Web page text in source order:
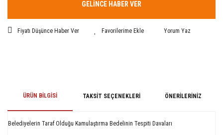
GELİNCE HABER VER
Fiyatı Düşünce Haber Ver Yorum Yaz
ÜRÜN BILGISI TAKSIT SEÇENEKLERI ÖNERILERINIZ
Belediyelerin Taraf Olduğu Kamulaştırma Bedelinin Tespiti Davaları